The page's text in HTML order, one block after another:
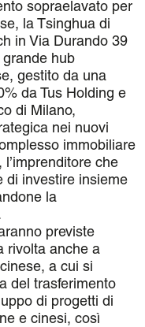
sopraelavato per
la Tsinghua di
in Via Durando 39
hub
gestito da una
da Tus Holding e
di Milano,
nei nuovi
immobiliare
l’imprenditore che
di investire insieme
la
previste
rivolta anche a
a cui si
del trasferimento
di progetti di
e cinesi, così